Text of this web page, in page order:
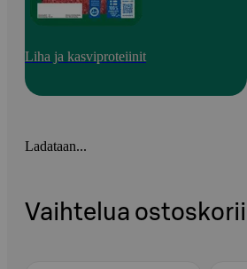
Liha ja kasviproteiinit
Ladataan...
Vaihtelua